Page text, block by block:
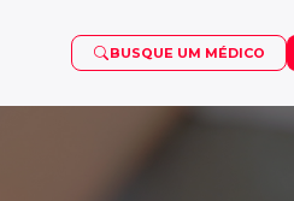
BUSQUE UM MÉDICO